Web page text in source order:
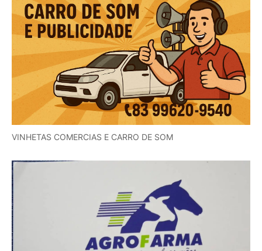
VINHETAS COMERCIAS E CARRO DE SOM